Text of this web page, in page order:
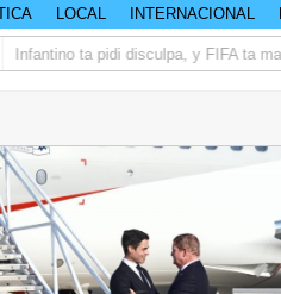
LOCAL INTERNACIONAL
Infantino ta pidi disculpa, y FIFA ta